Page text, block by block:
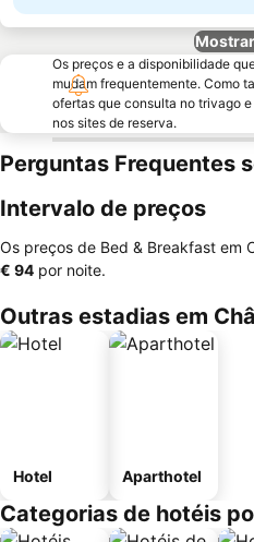
Os preços e a disponibilidade
mudam frequentemente. Como
ofertas que consulta no trivago
nos sites de reserva.
Perguntas Frequentes
Intervalo de preços
Os preços de Bed & Breakfast em
‎€ 94 por noite.
Outras estadias em
Hotel Aparthotel
Categorias de hotéis